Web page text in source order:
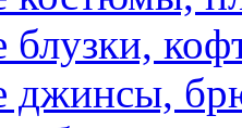
блузки,
джинсы,